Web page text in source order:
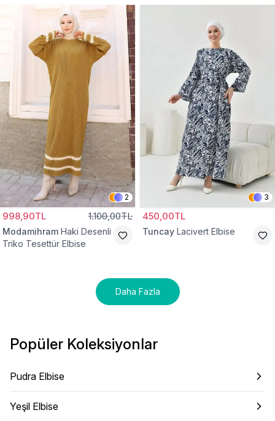
2
998,90TL 1.100,00TL
Modamihram Haki Desenli
Triko Tesettür Elbise
3
450,00TL
Tuncay Lacivert Elbise
Daha Fazla
Popüler Koleksiyonlar
Pudra Elbise
Yeşil Elbise